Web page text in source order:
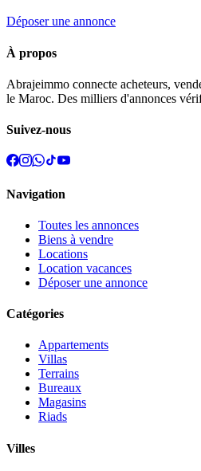
Déposer une annonce
À propos
Abrajeimmo connecte acheteurs,
le Maroc. Des milliers d'annonces
Suivez-nous
Navigation
Toutes les annonces
Biens à vendre
Locations
Location vacances
Déposer une annonce
Catégories
Appartements
Villas
Terrains
Bureaux
Magasins
Riads
Villes